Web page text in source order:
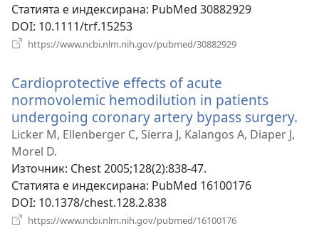
Статията е индексирана‎: PubMed 30882929
DOI‎: 10.1111/trf.15253
https://www.ncbi.nlm.nih.gov/pubmed/30882929
Cardioprotective effects of acute
normovolemic hemodilution in patients
undergoing coronary artery bypass surgery.
Licker M, Ellenberger C, Sierra J, Kalangos A, Diaper J,
Morel D.
Източник‎: Chest 2005;128(2):838-47.
Статията е индексирана‎: PubMed 16100176
DOI‎: 10.1378/chest.128.2.838
https://www.ncbi.nlm.nih.gov/pubmed/16100176